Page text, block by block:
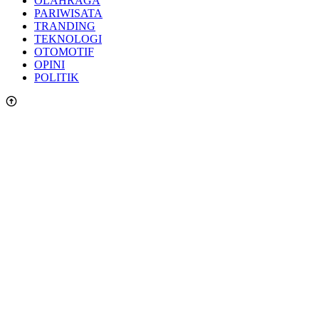
PARIWISATA
TRANDING
TEKNOLOGI
OTOMOTIF
OPINI
POLITIK